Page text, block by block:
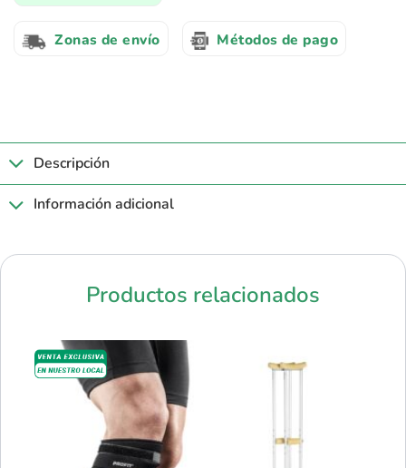
Zonas de envío Métodos de pago
Descripción
Información adicional
Productos relacionados